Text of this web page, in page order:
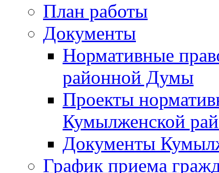
План работы
Документы
Нормативные
районной Думы
Проекты
Кумылженской
Документы
График приема